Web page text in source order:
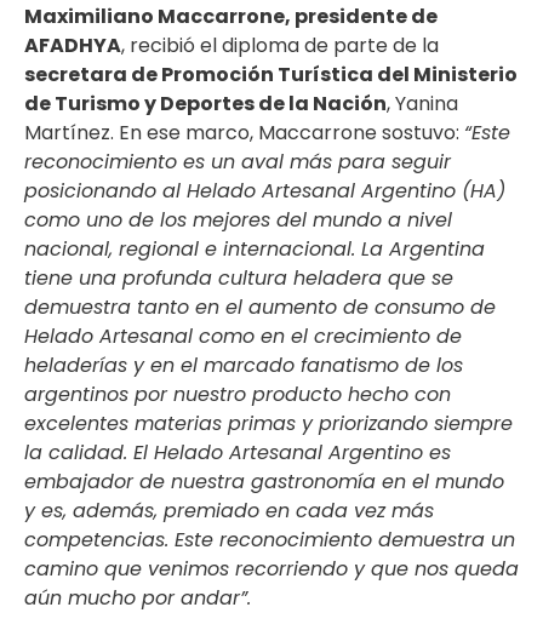
Maximiliano Maccarrone, presidente de
AFADHYA, recibió el diploma de parte de la
secretara de Promoción Turística del Ministerio
de Turismo y Deportes de la Nación, Yanina
Martínez. En ese marco, Maccarrone sostuvo: “Este
reconocimiento es un aval más para seguir
posicionando al Helado Artesanal Argentino (HA)
como uno de los mejores del mundo a nivel
nacional, regional e internacional. La Argentina
tiene una profunda cultura heladera que se
demuestra tanto en el aumento de consumo de
Helado Artesanal como en el crecimiento de
heladerías y en el marcado fanatismo de los
argentinos por nuestro producto hecho con
excelentes materias primas y priorizando siempre
la calidad. El Helado Artesanal Argentino es
embajador de nuestra gastronomía en el mundo
y es, además, premiado en cada vez más
competencias. Este reconocimiento demuestra un
camino que venimos recorriendo y que nos queda
aún mucho por andar”.